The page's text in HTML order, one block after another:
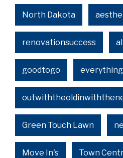
North Dakota
renovationsuccess
goodtogo
Green Touch Lawn
Move In's Town